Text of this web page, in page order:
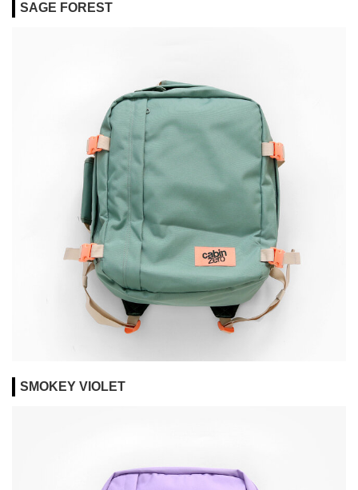
SAGE FOREST
SMOKEY VIOLET